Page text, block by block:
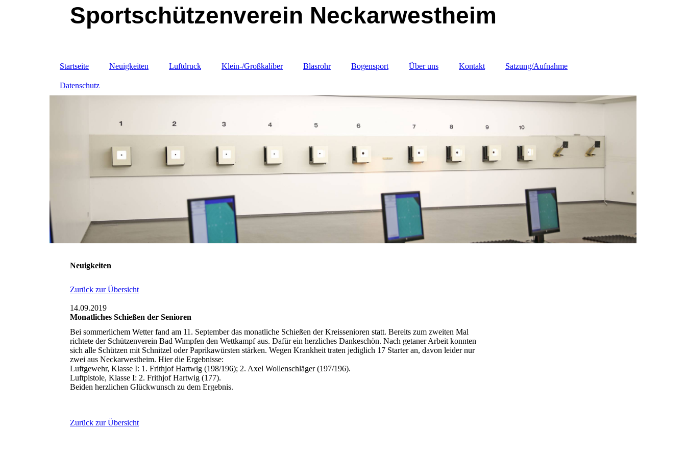
Sportschützenverein Neckarwestheim
Startseite Neuigkeiten Luftdruck Klein-/Großkaliber Blasrohr Bogensport Über uns Kontakt Satzung/Aufnahme
Datenschutz
Neuigkeiten
Zurück zur Übersicht
14.09.2019
Monatliches Schießen der Senioren
Bei sommerlichem Wetter fand am 11. September das monatliche Schießen der Kreissenioren statt. Bereits zum zweiten Mal
richtete der Schützenverein Bad Wimpfen den Wettkampf aus. Dafür ein herzliches Dankeschön. Nach getaner Arbeit konnten
sich alle Schützen mit Schnitzel oder Paprikawürsten stärken. Wegen Krankheit traten jediglich 17 Starter an, davon leider nur
zwei aus Neckarwestheim. Hier die Ergebnisse:
Luftgewehr, Klasse I: 1. Frithjof Hartwig (198/196); 2. Axel Wollenschläger (197/196).
Luftpistole, Klasse I: 2. Frithjof Hartwig (177).
Beiden herzlichen Glückwunsch zu dem Ergebnis.
Zurück zur Übersicht